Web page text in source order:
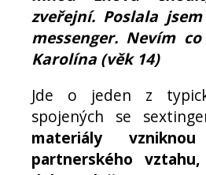
zveřejní. Poslala
messenger. Nevím
Karolína (věk 14)
Jde o jeden z
spojených se
materiály
partnerského